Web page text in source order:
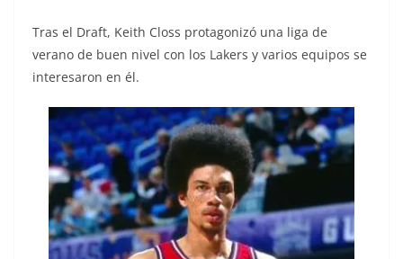
Tras el Draft, Keith Closs protagonizó una liga de
verano de buen nivel con los Lakers y varios equipos se
interesaron en él.